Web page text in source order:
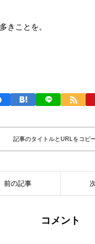
きことを。
記事のタイトルとURLをコピ
コメント